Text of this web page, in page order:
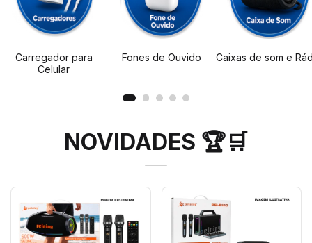
Carregador para
Celular
Fones de Ouvido Caixas de som e
NOVIDADES 🏆🛒